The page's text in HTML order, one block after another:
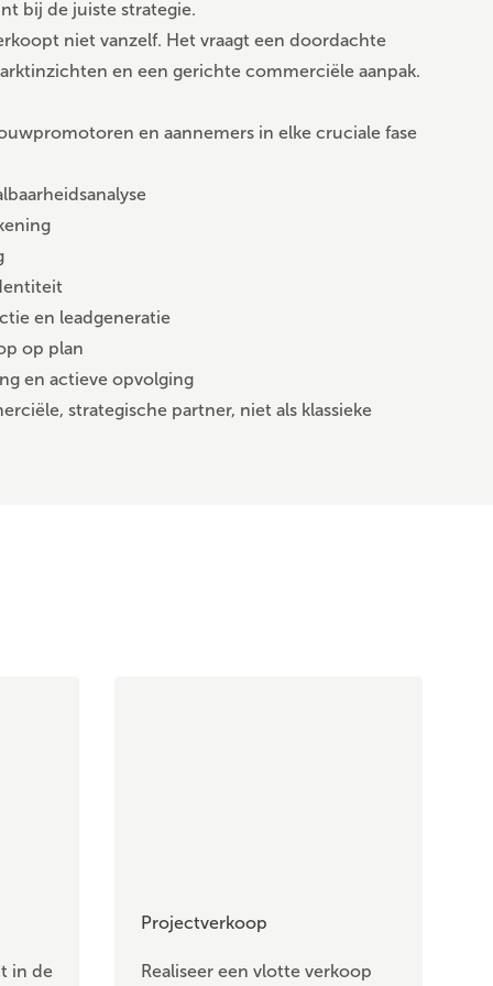
bij de juiste strategie.
niet vanzelf. Het vraagt een doordachte
en een gerichte commerciële aanpak.
en aannemers in elke cruciale fase
en leadgeneratie
op plan
en actieve opvolging
strategische partner, niet als klassieke
in de
Projectverkoop
Realiseer een vlotte verkoop